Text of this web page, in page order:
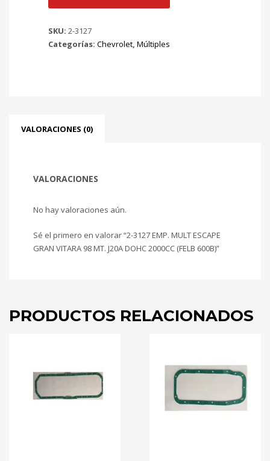
ESCAPE
VITARA
98
600B)
SKU: 2-3127
Categorías: Chevrolet, Múltiples
VALORACIONES (0)
VALORACIONES
No hay valoraciones aún.
Sé el primero en valorar “2-3127 EMP. MULT ESCAPE
GRAN VITARA 98 MT. J20A DOHC 2000CC (FELB 600B)”
PRODUCTOS RELACIONADOS